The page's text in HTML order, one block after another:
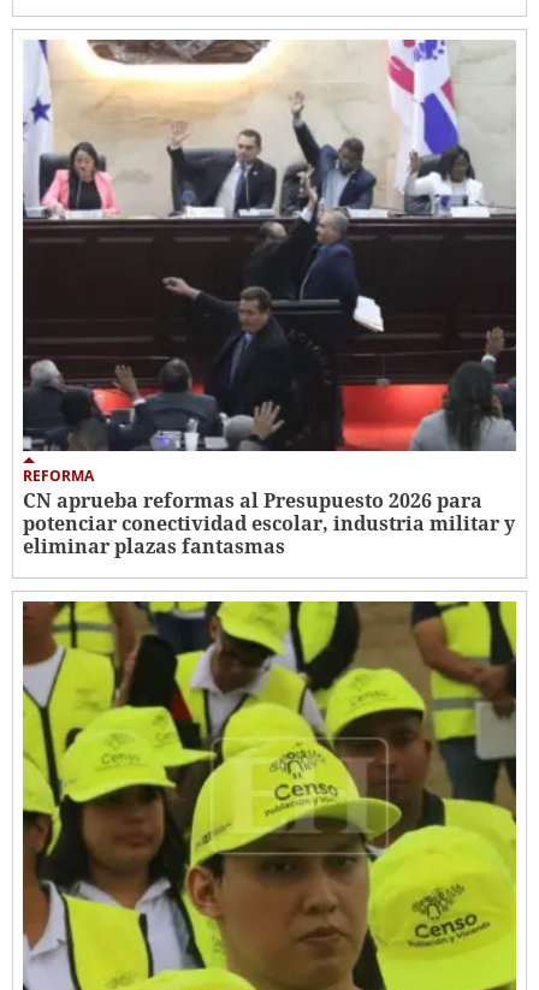
REFORMA
CN aprueba reformas al Presupuesto 2026 para
potenciar conectividad escolar, industria militar y
eliminar plazas fantasmas